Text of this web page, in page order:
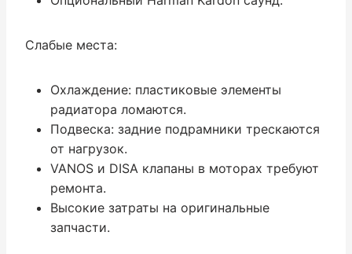
Слабые места:
Охлаждение: пластиковые элементы
радиатора ломаются.
Подвеска: задние подрамники трескаются
от нагрузок.
VANOS и DISA клапаны в моторах требуют
ремонта.
Высокие затраты на оригинальные
запчасти.